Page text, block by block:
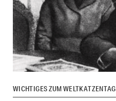
WICHTIGES ZUM WELTKATZENTAG